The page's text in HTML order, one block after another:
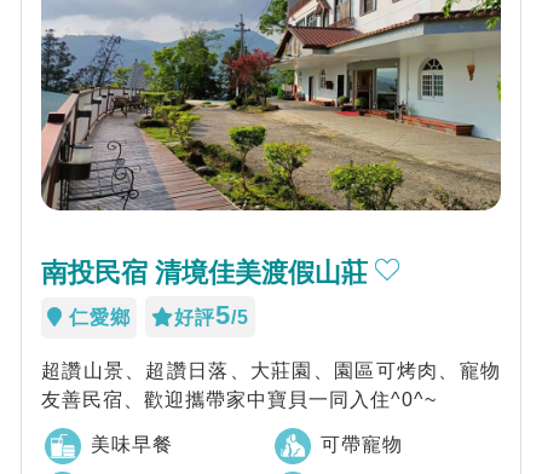
南投民宿 清境佳美渡假山莊
仁愛鄉 好評5/5
超讚山景、超讚日落、大莊園、園區可烤肉、寵物
友善民宿、歡迎攜帶家中寶貝一同入住^0^~
美味早餐 可帶寵物